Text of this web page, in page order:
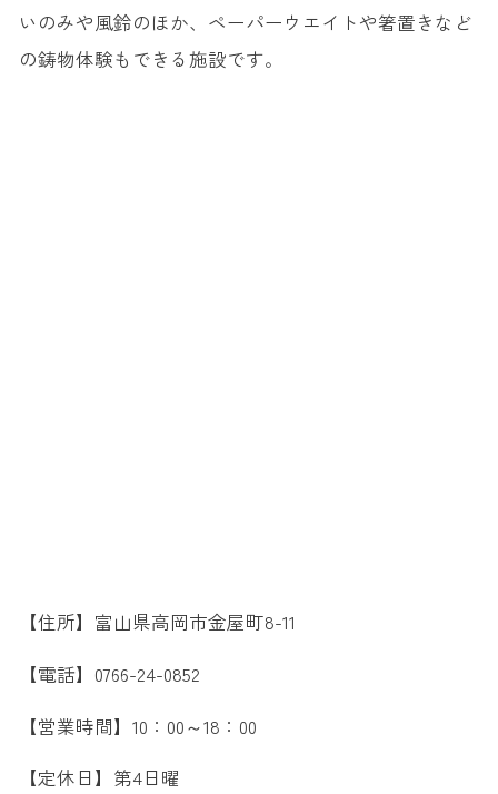
いのみや風鈴のほか、ペーパーウエイトや箸置きなど
の鋳物体験もできる施設です。
【住所】富山県高岡市金屋町8-11
【電話】0766-24-0852
【営業時間】10：00～18：00
【定休日】第4日曜